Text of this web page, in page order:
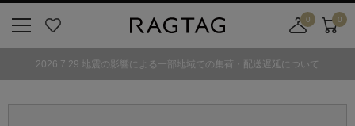
気
0
舗
0
2026.7.29 地震の影響による一部地域での集荷・配送遅延について